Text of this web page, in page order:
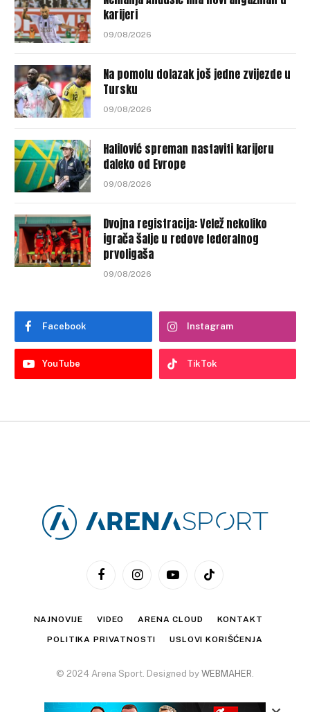
karijeri
09/08/2026
Na pomolu dolazak još jedne zvijezde u
Tursku
09/08/2026
Halilović spreman nastaviti karijeru
daleko od Evrope
09/08/2026
Dvojna registracija: Velež nekoliko
igrača šalje u redove federalnog
prvoligaša
09/08/2026
Facebook Instagram
YouTube TikTok
FacebookInstagramYouTubeTikTok
NAJNOVIJE VIDEO ARENA CLOUD KONTAKT
POLITIKA PRIVATNOSTI USLOVI KORIŠĆENJA
© 2024 Arena Sport. Designed by WEBMAHER.